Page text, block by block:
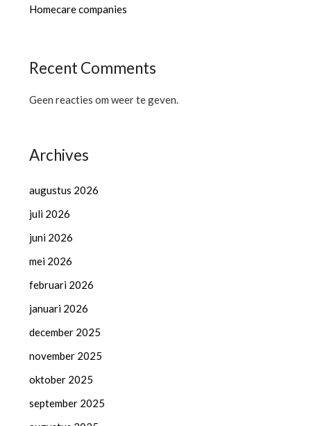
Homecare companies
Recent Comments
Geen reacties om weer te geven.
Archives
augustus 2026
juli 2026
juni 2026
mei 2026
februari 2026
januari 2026
december 2025
november 2025
oktober 2025
september 2025